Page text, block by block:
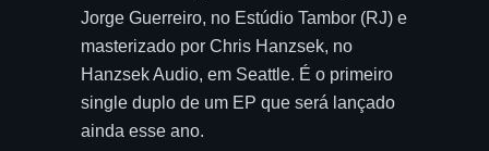
Jorge Guerreiro, no Estúdio Tambor (RJ) e
masterizado por Chris Hanzsek, no
Hanzsek Audio, em Seattle. É o primeiro
single duplo de um EP que será lançado
ainda esse ano.